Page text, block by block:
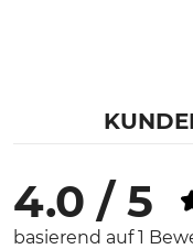
4.0 / 5
basierend auf 1